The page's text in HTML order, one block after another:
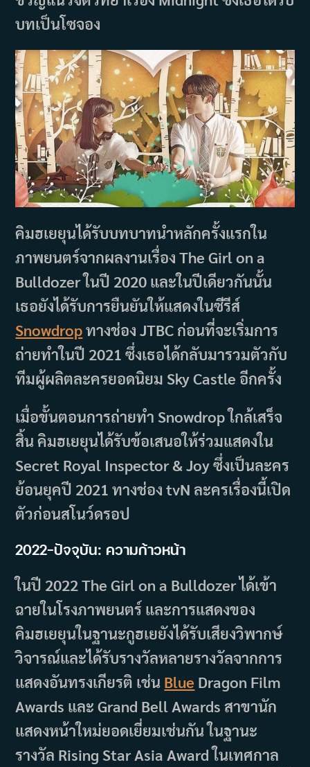
บทเป็นโซจอง
คิมฮเยยุนได้รับบทบาทนำหลักครั้งแรกใน
ภาพยนตร์จากผลงานเรื่อง The Girl on a
Bulldozer ในปี 2020 และในปีเดียวกันนั้น
เธอยังได้รับการยืนยันให้แสดงในซีรีส์
Snowdropทางช่อง JTBC ก่อนที่จะเริ่มการ
ถ่ายทำในปี 2021 ซึ่งเธอได้กลับมารวมตัวกับ
ทีมผู้ผลิตละครยอดนิยม Sky Castle อีกครั้ง
เมื่อขั้นตอนการถ่ายทำ Snowdrop ใกล้เสร็จ
สิ้น คิมฮเยยุนได้รับข้อเสนอให้ร่วมแสดงใน
Secret Royal Inspector & Joy ซึ่งเป็นละคร
ย้อนยุคปี 2021 ทางช่อง tvN ละครเรื่องนี้เปิด
ตัวก่อนสโนว์ดรอป
2022–ปัจจุบัน: ความก้าวหน้า
ในปี 2022 The Girl on a Bulldozer ได้เข้า
ฉายในโรงภาพยนตร์ และการแสดงของ
คิมฮเยยุนในฐานะกูฮเยยังได้รับเสียงวิพากษ์
วิจารณ์และได้รับรางวัลหลายรางวัลจากการ
แสดงอันทรงเกียรติ เช่น Blue Dragon Film
Awards และ Grand Bell Awards สาขานัก
แสดงหน้าใหม่ยอดเยี่ยมเช่นกัน ในฐานะ
รางวัล Rising Star Asia Award ในเทศกาล